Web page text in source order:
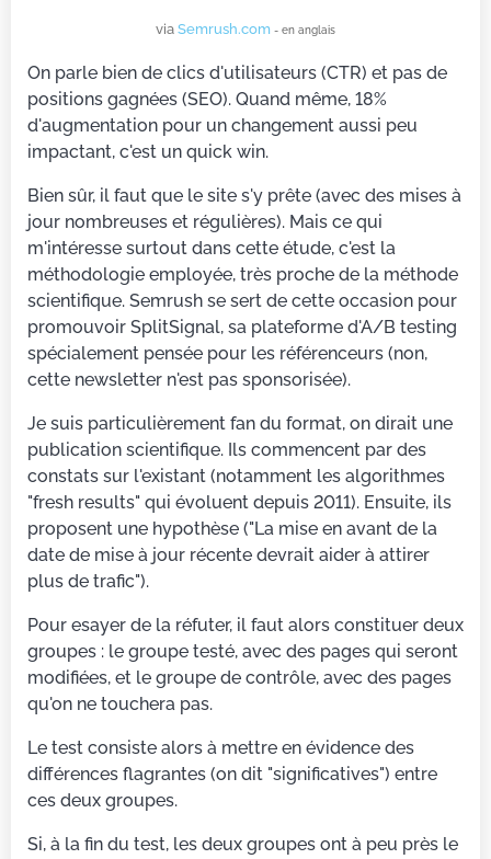
via Semrush.com - en anglais
On parle bien de clics d'utilisateurs (CTR) et pas de
positions gagnées (SEO). Quand même, 18%
d'augmentation pour un changement aussi peu
impactant, c'est un quick win.
Bien sûr, il faut que le site s'y prête (avec des mises à
jour nombreuses et régulières). Mais ce qui
m'intéresse surtout dans cette étude, c'est la
méthodologie employée, très proche de la méthode
scientifique. Semrush se sert de cette occasion pour
promouvoir SplitSignal, sa plateforme d'A/B testing
spécialement pensée pour les référenceurs (non,
cette newsletter n'est pas sponsorisée).
Je suis particulièrement fan du format, on dirait une
publication scientifique. Ils commencent par des
constats sur l'existant (notamment les algorithmes
"fresh results" qui évoluent depuis 2011). Ensuite, ils
proposent une hypothèse ("La mise en avant de la
date de mise à jour récente devrait aider à attirer
plus de trafic").
Pour esayer de la réfuter, il faut alors constituer deux
groupes : le groupe testé, avec des pages qui seront
modifiées, et le groupe de contrôle, avec des pages
qu'on ne touchera pas.
Le test consiste alors à mettre en évidence des
différences flagrantes (on dit "significatives") entre
ces deux groupes.
Si, à la fin du test, les deux groupes ont à peu près le